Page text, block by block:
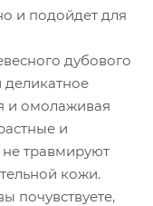
и подойдет для
дубового
деликатное
и омолаживая
и
не травмируют
кожи.
почувствуете,